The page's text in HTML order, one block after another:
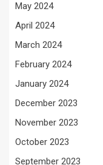
May 2024
April 2024
March 2024
February 2024
January 2024
December 2023
November 2023
October 2023
September 2023